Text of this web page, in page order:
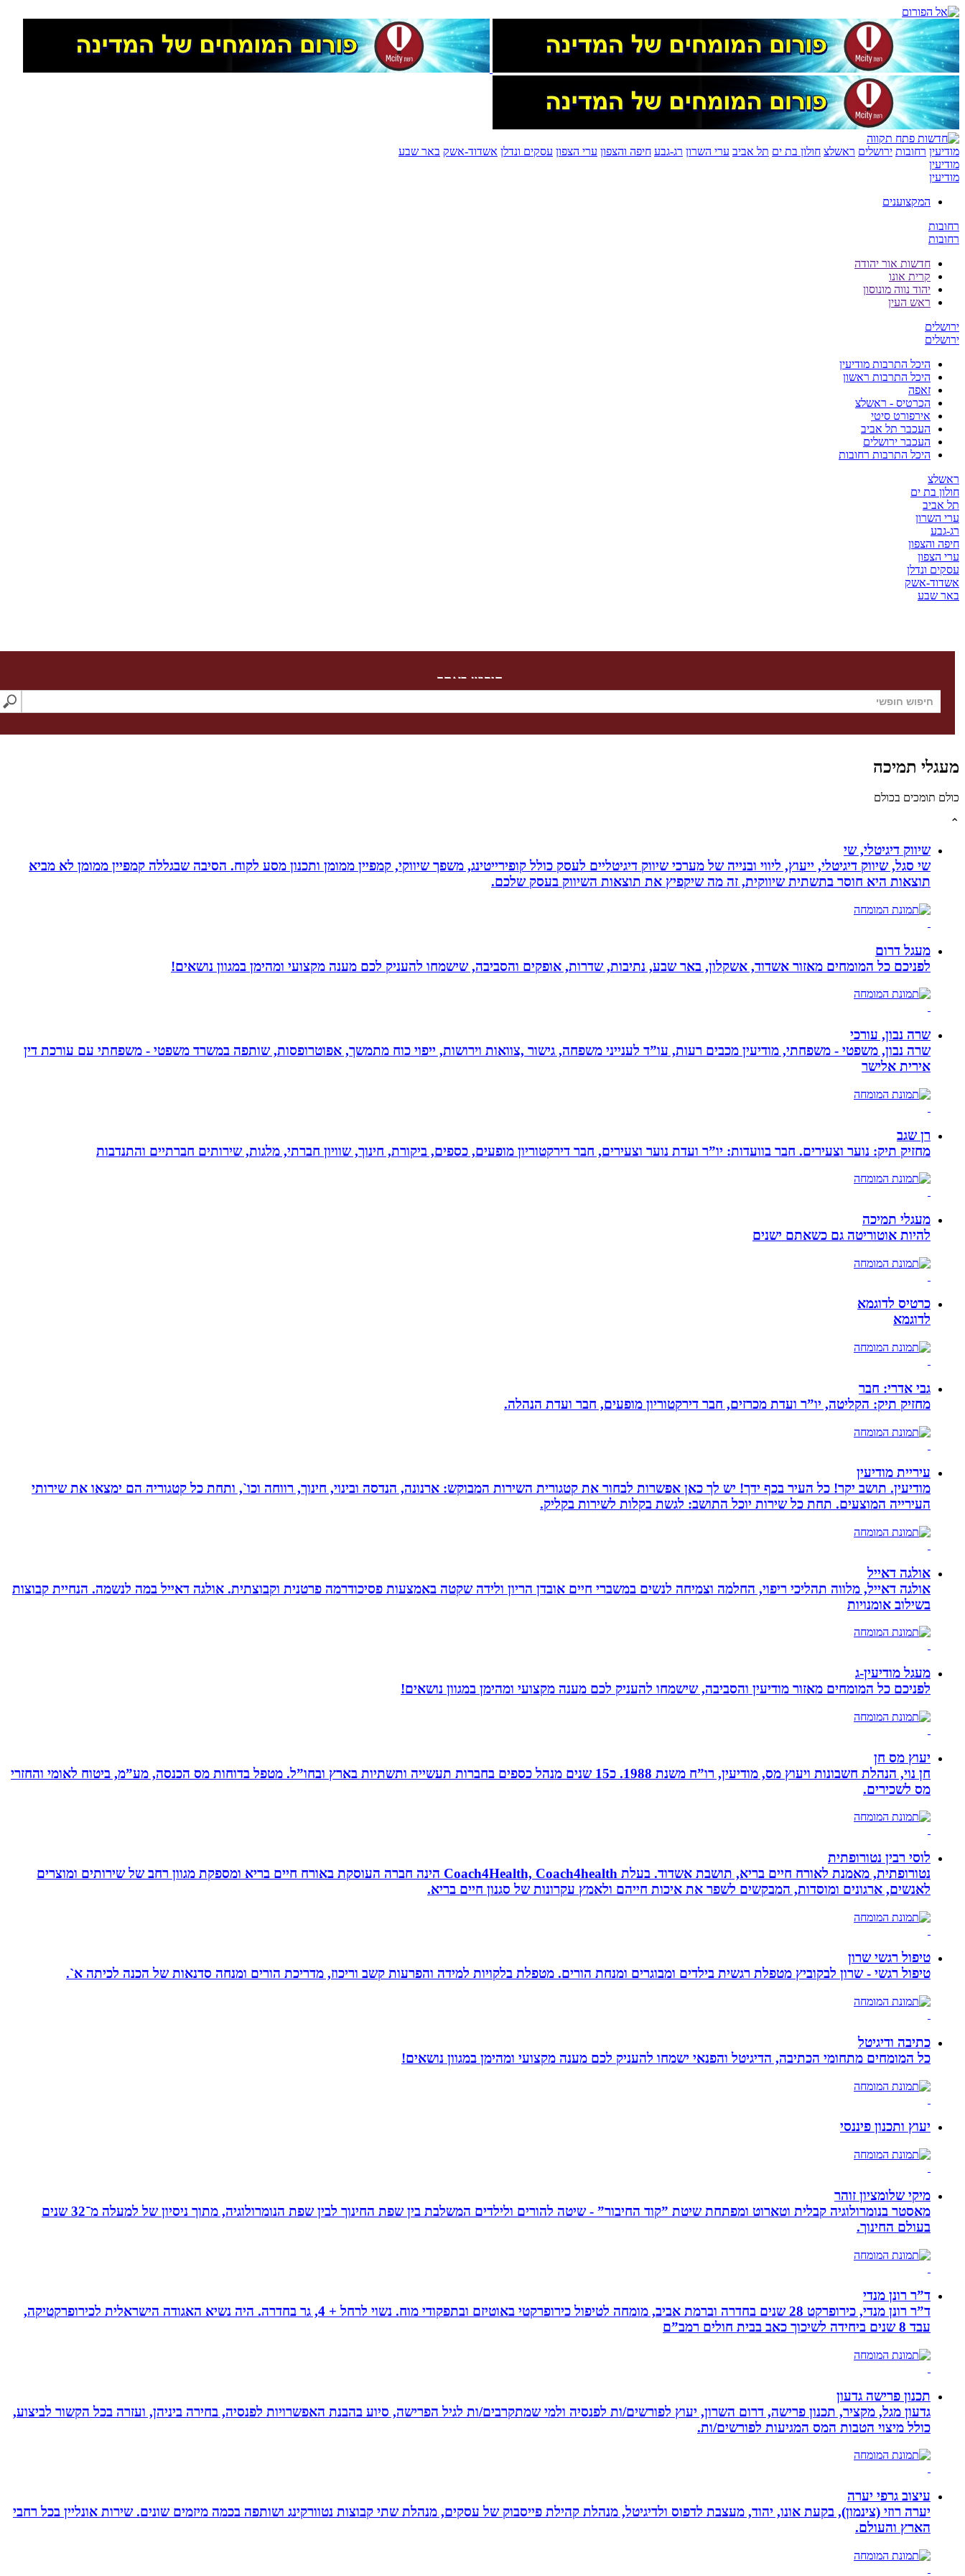
מודיעין רחובות ירושלים ראשלצ חולון בת ים תל אביב ערי השרון רג-גבע חיפה והצפון ערי הצפון עסקים ונדלן אשדוד-אשק באר שבע
מודיעין
מודיעין
המקצוענים
רחובות
רחובות
חדשות אור יהודה
קרית אונו
יהוד נווה מונוסון
ראש העין
ירושלים
ירושלים
היכל התרבות מודיעין
היכל התרבות ראשון
זאפה
הכרטיס - ראשלצ
אירפורט סיטי
העכבר תל אביב
העכבר ירושלים
היכל התרבות רחובות
ראשלצ
חולון בת ים
תל אביב
ערי השרון
רג-גבע
חיפה והצפון
ערי הצפון
עסקים ונדלן
אשדוד-אשק
באר שבע
חיפוש באתר
מעגלי תמיכה
כולם תומכים בכולם
⌃
שיווק דיגיטלי, שי
שי סגל, שיווק דיגיטלי, ייעוץ, ליווי ובנייה של מערכי שיווק דיגיטליים לעסק כולל קופירייטינג, משפך שיווקי, קמפיין ממומן ותכנון מסע לקוח. הסיבה שבגללה קמפיין ממומן לא מביא
תוצאות היא חוסר בתשתית שיווקית, זה מה שיקפיץ את תוצאות השיווק בעסק שלכם.
מעגל דרום
לפניכם כל המומחים מאזור אשדוד, אשקלון, באר שבע, נתיבות, שדרות, אופקים והסביבה, שישמחו להעניק לכם מענה מקצועי ומהימן במגוון נושאים!
שרה נבון, עורכי
שרה נבון, משפטי - משפחתי, מודיעין מכבים רעות, עו”ד לענייני משפחה, גישור ,צוואות וירושות, ייפוי כוח מתמשך, אפוטרופסות, שותפה במשרד משפטי - משפחתי עם עורכת דין
אירית אלישר
רן שגב
מחזיק תיק: נוער וצעירים. חבר בוועדות: יו”ר ועדת נוער וצעירים, חבר דירקטוריון מופעים, כספים, ביקורת, חינוך, שוויון חברתי, מלגות, שירותים חברתיים והתנדבות
מעגלי תמיכה
להיות אוטוריטה גם כשאתם ישנים
כרטיס לדוגמא
לדוגמא
גבי אדרי: חבר
מחזיק תיק: הקליטה, יו”ר ועדת מכרזים, חבר דירקטוריון מופעים, חבר ועדת הנהלה.
עיריית מודיעין
מודיעין. תושב יקר! כל העיר בכף ידך! יש לך כאן אפשרות לבחור את קטגורית השירות המבוקש: ארנונה, הנדסה ובינוי, חינוך, רווחה וכו`, ותחת כל קטגוריה הם ימצאו את שירותי
העירייה המוצעים. תחת כל שירות יוכל התושב: לגשת בקלות לשירות בקליק.
אולגה דאייל
אולגה דאייל, מלווה תהליכי ריפוי, החלמה וצמיחה לנשים במשברי חיים אובדן הריון ולידה שקטה באמצעות פסיכודרמה פרטנית וקבוצתית. אולגה דאייל במה לנשמה. ‏הנחיית קבוצות
בשילוב אומנויות‏
מעגל מודיעין-ג
לפניכם כל המומחים מאזור מודיעין והסביבה, שישמחו להעניק לכם מענה מקצועי ומהימן במגוון נושאים!
יעוץ מס חן
חן נוי, הנהלת חשבונות ויעוץ מס, מודיעין, רו”ח משנת 1988. כ15 שנים מנהל כספים בחברות תעשייה ותשתיות בארץ ובחו”ל. מטפל בדוחות מס הכנסה, מע”מ, ביטוח לאומי והחזרי
מס לשכירים.
לוסי רבין נטורופתית
נטורופתית, מאמנת לאורח חיים בריא, תושבת אשדוד. בעלת Coach4Health, Coach4health הינה חברה העוסקת באורח חיים בריא ומספקת מגוון רחב של שירותים ומוצרים
לאנשים, ארגונים ומוסדות, המבקשים לשפר את איכות חייהם ולאמץ עקרונות של סגנון חיים בריא.
טיפול רגשי שרון
טיפול רגשי - שרון לבקוביץ מטפלת רגשית בילדים ומבוגרים ומנחת הורים. מטפלת בלקויות למידה והפרעות קשב וריכוז, מדריכת הורים ומנחה סדנאות של הכנה לכיתה א`.
כתיבה ודיגיטל
כל המומחים מתחומי הכתיבה, הדיגיטל והפנאי ישמחו להעניק לכם מענה מקצועי ומהימן במגוון נושאים!
יעוץ ותכנון פיננסי
מיקי שלומציון זוהר
מאסטר בנומרולוגיה קבלית וטארוט ומפתחת שיטת ”קוד החיבור” - שיטה להורים ולילדים המשלבת בין שפת החינוך לבין שפת הנומרולוגיה, מתוך ניסיון של למעלה מ־32 שנים
בעולם החינוך.
ד”ר רונן מנדי
ד”ר רונן מנדי, כירופרקט 28 שנים בחדרה וברמת אביב, מומחה לטיפול כירופרקטי באוטיזם ובתפקודי מוח. נשוי לרחל + 4, גר בחדרה. היה נשיא האגודה הישראלית לכירופרקטיקה,
עבד 8 שנים ביחידה לשיכוך כאב בבית חולים רמב”ם
תכנון פרישה גדעון
גדעון מגל, מקציר, תכנון פרישה, דרום השרון, יעוץ לפורשים/ות לפנסיה ולמי שמתקרבים/ות לגיל הפרישה, סיוע בהבנת האפשרויות לפנסיה, בחירה ביניהן, ועזרה בכל הקשור לביצוע,
כולל מיצוי הטבות המס המגיעות לפורשים/ות.
עיצוב גרפי יערה
יערה רוזי (צינמון), בקעת אונו, יהוד, מעצבת לדפוס ולדיגיטל, מנהלת קהילת פייסבוק של עסקים, מנהלת שתי קבוצות נטוורקינג ושותפה בכמה מיזמים שונים. שירות אונליין בכל רחבי
הארץ והעולם.